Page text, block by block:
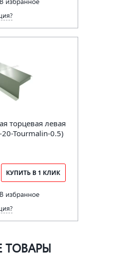
торцевая левая
Tourmalin-0.5)
КУПИТЬ В 1 КЛИК
В избранное